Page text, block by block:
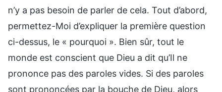
n’y a pas besoin de parler de cela. Tout d’abord,
permettez-Moi d’expliquer la première question
ci-dessus, le « pourquoi ». Bien sûr, tout le
monde est conscient que Dieu a dit qu’Il ne
prononce pas des paroles vides. Si des paroles
sont prononcées par la bouche de Dieu, alors